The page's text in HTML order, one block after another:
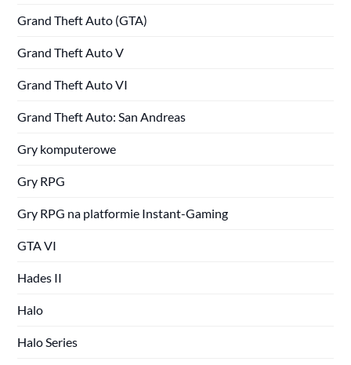
Grand Theft Auto (GTA)
Grand Theft Auto V
Grand Theft Auto VI
Grand Theft Auto: San Andreas
Gry komputerowe
Gry RPG
Gry RPG na platformie Instant-Gaming
GTA VI
Hades II
Halo
Halo Series